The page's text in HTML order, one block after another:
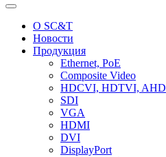
О SC&T
Новости
Продукция
Ethernet, PoE
Composite Video
HDCVI, HDTVI, AHD
SDI
VGA
HDMI
DVI
DisplayPort